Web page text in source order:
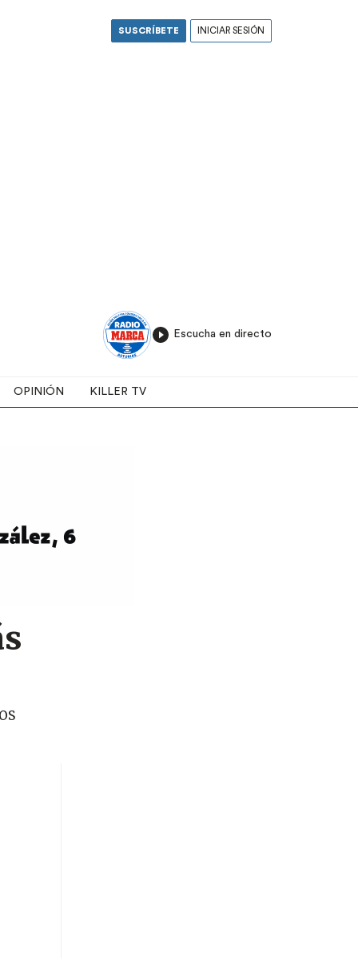
SUSCRÍBETE INICIAR SESIÓN
Escucha en directo
OPINIÓN KILLER TV